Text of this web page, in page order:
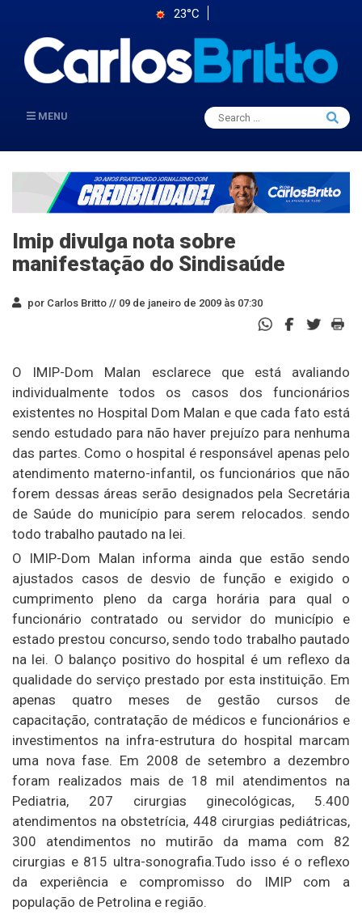
23°C
MENU
Search
for:
Search
Imip divulga nota sobre
manifestação do Sindisaúde
por Carlos Britto // 09 de janeiro de 2009 às 07:30
O IMIP-Dom Malan esclarece que está avaliando
individualmente todos os casos dos funcionários
existentes no Hospital Dom Malan e que cada fato está
sendo estudado para não haver prejuízo para nenhuma
das partes. Como o hospital é responsável apenas pelo
atendimento materno-infantil, os funcionários que não
forem dessas áreas serão designados pela Secretária
de Saúde do município para serem relocados. sendo
todo trabalho pautado na lei.
O IMIP-Dom Malan informa ainda que estão sendo
ajustados casos de desvio de função e exigido o
cumprimento pleno da carga horária para qual o
funcionário contratado ou servidor do município e
estado prestou concurso, sendo todo trabalho pautado
na lei. O balanço positivo do hospital é um reflexo da
qualidade do serviço prestado por esta instituição. Em
apenas quatro meses de gestão cursos de
capacitação, contratação de médicos e funcionários e
investimentos na infra-estrutura do hospital marcam
uma nova fase. Em 2008 de setembro a dezembro
foram realizados mais de 18 mil atendimentos na
Pediatria, 207 cirurgias ginecológicas, 5.400
atendimentos na obstetrícia, 448 cirurgias pediátricas,
300 atendimentos no mutirão da mama com 82
cirurgias e 815 ultra-sonografia.Tudo isso é o reflexo
da experiência e compromisso do IMIP com a
população de Petrolina e região.